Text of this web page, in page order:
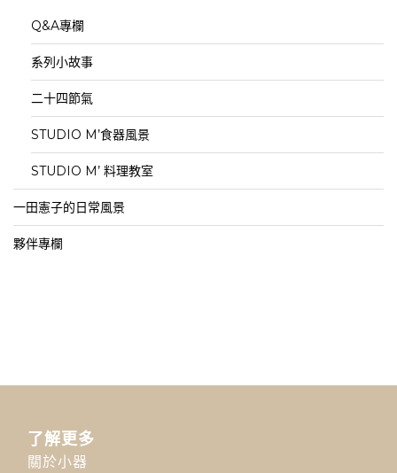
Q&A專欄
系列小故事
二十四節氣
STUDIO M’食器風景
STUDIO M’ 料理教室
一田憲子的日常風景
夥伴專欄
了解更多
關於小器